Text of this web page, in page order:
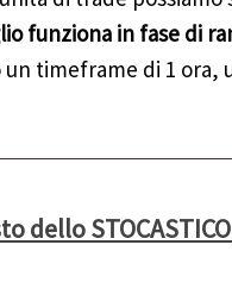
funziona in fase di
timeframe di 1 ora,
dello